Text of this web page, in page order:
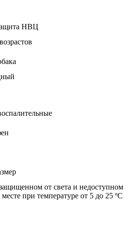
НВЦ
от света и недоступном
месте при температуре от 5 до 25 ºС